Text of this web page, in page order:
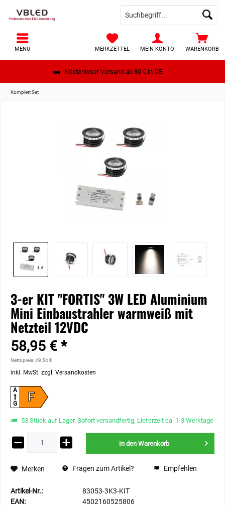
Kostenloser Versand ab 80 € in DE
WARENKORB
MERKZETTEL MEIN KONTO
MENÜ
Komplett Set
3-er KIT "FORTIS" 3W LED Aluminium
Mini Einbaustrahler warmweiß mit
Netzteil 12VDC
58,95 € *
Nettopreis: 49,54 €
inkl. MwSt. zzgl. Versandkosten
F
A
G
53 Stück auf Lager. Sofort versandfertig, Lieferzeit ca. 1-3 Werktage
In den Warenkorb
Merken Fragen zum Artikel? Empfehlen
Artikel-Nr.:
83053-3K3-KIT
EAN:
4502160525806